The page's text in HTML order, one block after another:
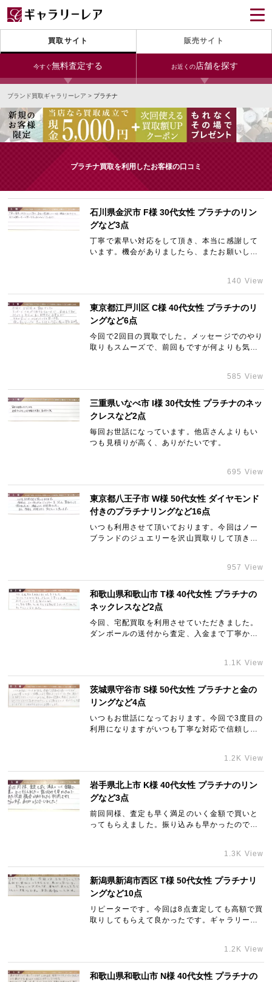
買取サイト 販売サイト
今すぐ無料査定する お近くの店舗を探す
今すぐLINE査定
24時間受付（対応時間10:00～19:00）
宅配買取を申し込む
無料の宅配キットをお届けします
今すぐ電話査定
受付時間 10:00～19:00
銀座本店 青山表参道店 新宿東口店
小田急新宿店
心斎橋本店 東心斎橋店
なんば店 神戸元町(三宮)店 LAB大阪
中野ブロードウェイ
宅配買取を申し込む
無料の宅配キットをお届けします
ブランド買取ギャラリーレア > プラチナ
プラチナ買取を利用したお客様の口コミ
石川県金沢市 F様 30代女性 プラチナのリン
グなど3点
丁寧で素早い対応をして頂き、本当に感謝して
います。機会がありましたら、またお願いした
140 View
東京都江戸川区 C様 40代女性 プラチナのリ
ングなど6点
今回で2回目の買取でした。メッセージでのやり
取りもスムーズで、前回もですが何よりも気分
大丈夫という安心感が本当にあります。585 View
三重県いなべ市 I様 30代女性 プラチナのネッ
クレスなど2点
毎回お世話になっています。他店さんよりもい
つも見積りが高く、ありがたいです。
695 View
東京都八王子市 W様 50代女性 ダイヤモンド
付きのプラチナリングなど16点
いつも利用させて頂いております。今回はノー
ブランドのジュエリーを沢山買取りして頂きま
957 View
和歌山県和歌山市 T様 40代女性 プラチナの
ネックレスなど2点
今回、宅配買取を利用させていただきました。
ダンボールの送付から査定、入金まで丁寧かつ
だきました。ありがとうございました。1.1K View
茨城県守谷市 S様 50代女性 プラチナと金の
リングなど4点
いつもお世話になっております。今回で3度目の
利用になりますがいつも丁寧な対応で信頼して
大切にしていたブランド品やアクセサリーをお
譲りするのはギャラリーレア様だけです！これ
からもよろしくお願いします。
1.2K View
岩手県北上市 K様 40代女性 プラチナのリン
グなど3点
前回同様、査定も早く満足のいく金額で買いと
ってもらえました。振り込みも早かったのでま
1.3K View
新潟県新潟市西区 T様 50代女性 プラチナリ
ングなど10点
リピーターです。今回は8点査定しても高額で買
取りしてもらえて良かったです。ギャラリーレ
1.2K View
和歌山県和歌山市 N様 40代女性 プラチナの